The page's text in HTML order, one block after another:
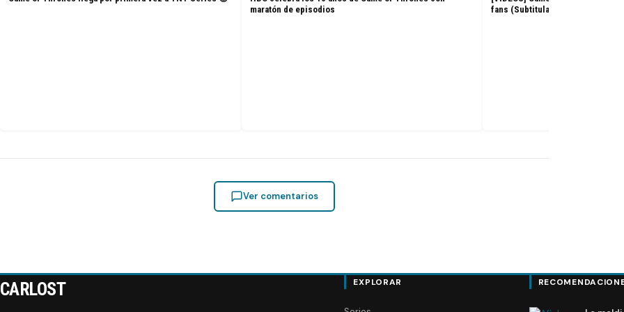
maratón de episodios
fans (Subtitulado)
Ver comentarios
CARLOST EXPLORAR